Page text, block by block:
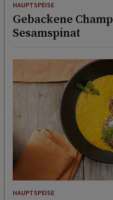
HAUPTSPEISE
Gebackene
Sesamspinat
HAUPTSPEISE